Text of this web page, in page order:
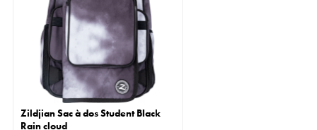
Zildjian Sac à dos Student Black
Rain cloud